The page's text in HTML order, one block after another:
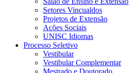
Setores Vincualdos
Projetos de Extensão
Ações Sociais
UNISC Idiomas
Processo Seletivo
Vestibular
Vestibular Complementar
Mestrado e Doutorado